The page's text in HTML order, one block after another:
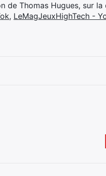
de Thomas Hugues, sur la
, LeMagJeuxHighTech -